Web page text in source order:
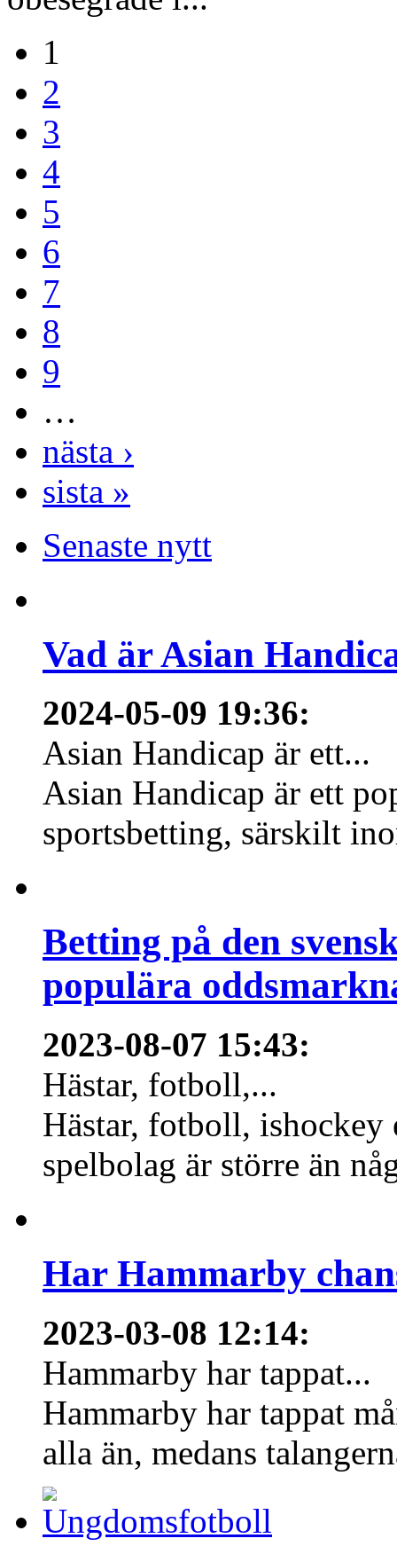
1
2
3
4
5
6
7
8
9
…
nästa ›
sista »
Senaste nytt
Vad är Asian
2024-05-09 19:36:
Asian Handicap är ett...
Asian Handicap är ett
sportsbetting, särskilt
Betting på den
populära
2023-08-07 15:43:
Hästar, fotboll,...
Hästar, fotboll,
spelbolag är större än
Har Hammarby
2023-03-08 12:14:
Hammarby har tappat...
Hammarby har tappat
alla än, medans